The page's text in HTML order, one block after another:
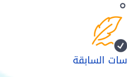
السابقة